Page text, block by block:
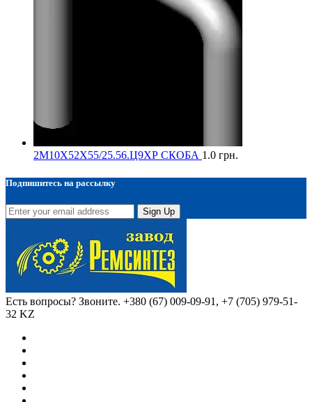
2М10Х52Х55/25.56.Ц9ХР СКОБА 1.0 грн.
Подпишитесь на рассылку
Sign Up
Есть вопросы? Звоните. +380 (67) 009-09-91, +7 (705) 979-51-
32 KZ